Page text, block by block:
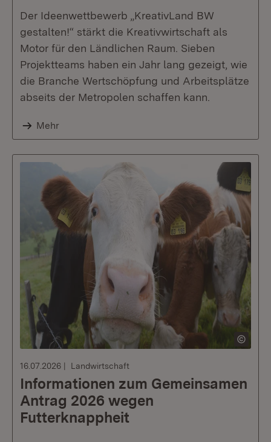
Der Ideenwettbewerb „KreativLand BW
gestalten!“ stärkt die Kreativwirtschaft als
Motor für den Ländlichen Raum. Sieben
Projektteams haben ein Jahr lang gezeigt, wie
die Branche Wertschöpfung und Arbeitsplätze
abseits der Metropolen schaffen kann.
Mehr
16.07.2026 Landwirtschaft
Informationen zum Gemeinsamen
Antrag 2026 wegen
Futterknappheit